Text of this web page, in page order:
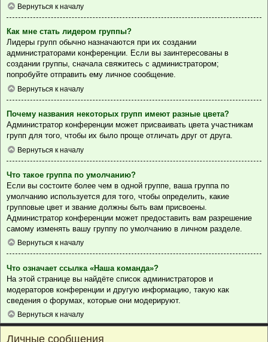
Вернуться к началу
Как мне стать лидером группы?
Лидеры групп обычно назначаются при их создании
администраторами конференции. Если вы заинтересованы в
создании группы, сначала свяжитесь с администратором;
попробуйте отправить ему личное сообщение.
Вернуться к началу
Почему названия некоторых групп имеют разные цвета?
Администратор конференции может присваивать цвета участникам
групп для того, чтобы их было проще отличать друг от друга.
Вернуться к началу
Что такое группа по умолчанию?
Если вы состоите более чем в одной группе, ваша группа по
умолчанию используется для того, чтобы определить, какие
групповые цвет и звание должны быть вам присвоены.
Администратор конференции может предоставить вам разрешение
самому изменять вашу группу по умолчанию в личном разделе.
Вернуться к началу
Что означает ссылка «Наша команда»?
На этой странице вы найдёте список администраторов и
модераторов конференции и другую информацию, такую как
сведения о форумах, которые они модерируют.
Вернуться к началу
Личные сообщения